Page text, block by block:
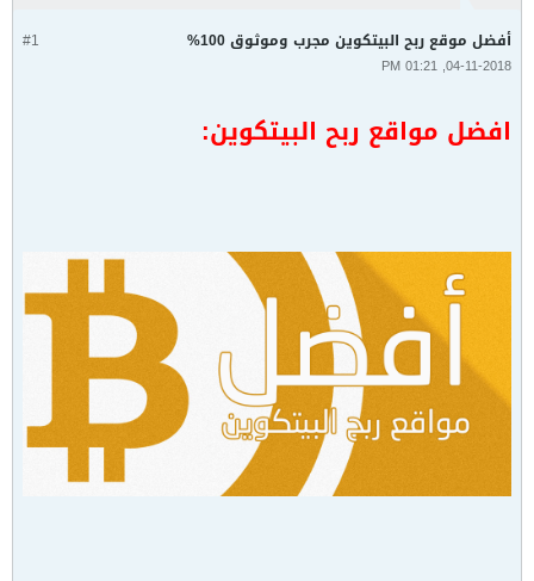
#1 أفضل موقع ربح البيتكوين مجرب وموثوق 100%
04-11-2018, 01:21 PM
افضل مواقع ربح البيتكوين: